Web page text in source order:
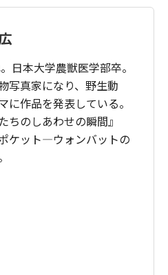
日本大学農獣医学部卒。
写真家になり、野生動
に作品を発表している。
ちのしあわせの瞬間』
ケット―ウォンバットの